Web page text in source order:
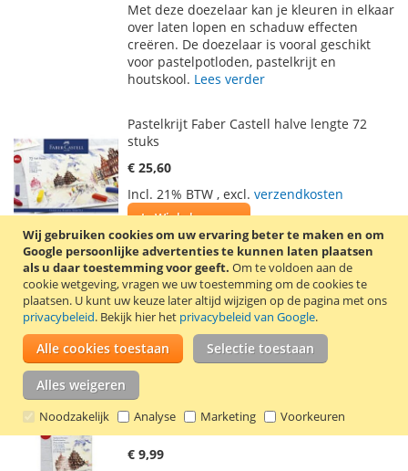
Wij gebruiken cookies om uw ervaring beter te maken en om
Google persoonlijke advertenties te kunnen laten plaatsen
als u daar toestemming voor geeft. Om te voldoen aan de
cookie wetgeving, vragen we uw toestemming om de cookies te
plaatsen. U kunt uw keuze later altijd wijzigen op de pagina met ons
privacybeleid. Bekijk hier het privacybeleid van Google.
Alle cookies toestaan Selectie toestaan
Alles weigeren
Noodzakelijk Analyse Marketing Voorkeuren
AAN
VERLANGLIJST
TE
VERGELIJKEN
Met deze doezelaar kan je kleuren in elkaar
over laten lopen en schaduw effecten
creëren. De doezelaar is vooral geschikt
voor pastelpotloden, pastelkrijt en
houtskool. Lees verder
Pastelkrijt Faber Castell halve lengte 72
stuks
€ 25,60
Incl. 21% BTW , excl. verzendkosten
In Winkelwagen
VOEG
TOE
AAN
VERLANGLIJST
TOEVOEGEN
OM
TE
VERGELIJKEN
Doosje met 72 pastelkrijtjes van fijne
kwaliteit. Krachtige volle tinten, aangevuld
door zachte tussentinten, vormen een
ideaal spectrum voor elke gewenste
kleurstemming.Lees verder
Pastelkrijt Faber Castell halve lengte 24
stuks
€ 9,99